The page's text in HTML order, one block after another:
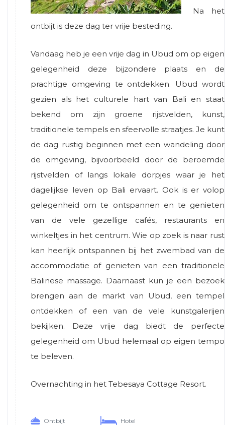
Na het
ontbijt is deze dag ter vrije besteding.
Vandaag heb je een vrije dag in Ubud om op eigen
gelegenheid deze bijzondere plaats en de
prachtige omgeving te ontdekken. Ubud wordt
gezien als het culturele hart van Bali en staat
bekend om zijn groene rijstvelden, kunst,
traditionele tempels en sfeervolle straatjes. Je kunt
de dag rustig beginnen met een wandeling door
de omgeving, bijvoorbeeld door de beroemde
rijstvelden of langs lokale dorpjes waar je het
dagelijkse leven op Bali ervaart. Ook is er volop
gelegenheid om te ontspannen en te genieten
van de vele gezellige cafés, restaurants en
winkeltjes in het centrum. Wie op zoek is naar rust
kan heerlijk ontspannen bij het zwembad van de
accommodatie of genieten van een traditionele
Balinese massage. Daarnaast kun je een bezoek
brengen aan de markt van Ubud, een tempel
ontdekken of een van de vele kunstgalerijen
bekijken. Deze vrije dag biedt de perfecte
gelegenheid om Ubud helemaal op eigen tempo
te beleven.
Overnachting in het Tebesaya Cottage Resort.
Ontbijt Hotel